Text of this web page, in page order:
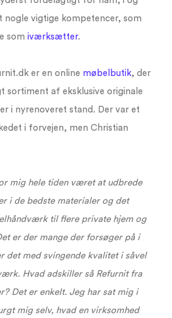
nogle vigtige kompetencer, som
som iværksætter.
er en online møbelbutik, der
sortiment af eksklusive originale
i nyrenoveret stand. Der var et
i forvejen, men Christian
mig hele tiden været at udbrede
i de bedste materialer og det
til flere private hjem og
er der mange der forsøger på i
det med svingende kvalitet i såvel
Hvad adskiller så Refurnit fra
Det er enkelt. Jeg har sat mig i
mig selv, hvad en virksomhed